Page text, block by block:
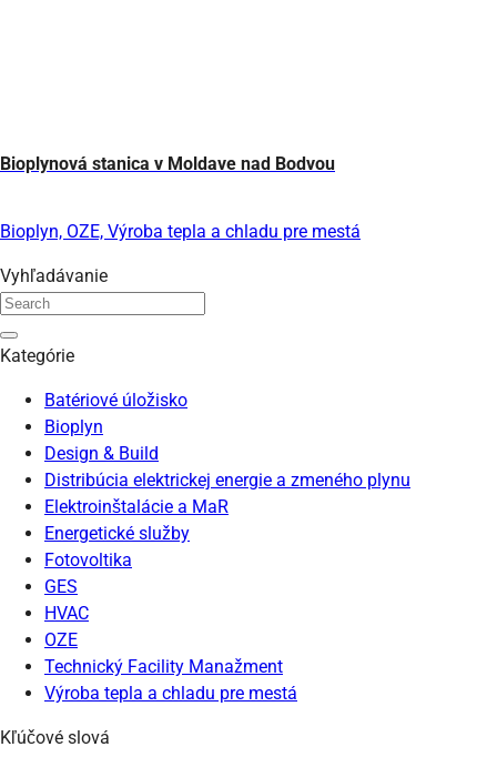
Bioplynová stanica v Moldave nad Bodvou
Bioplyn, OZE, Výroba tepla a chladu pre mestá
Vyhľadávanie
Kategórie
Batériové úložisko
Bioplyn
Design & Build
Distribúcia elektrickej energie a zmeného plynu
Elektroinštalácie a MaR
Energetické služby
Fotovoltika
GES
HVAC
OZE
Technický Facility Manažment
Výroba tepla a chladu pre mestá
Kľúčové slová